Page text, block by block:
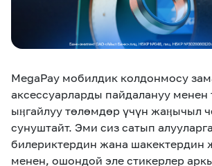
SMS
Номерди тандоо
Жаңылыктар
Өнөктөштөргө
Офис картасы
жана каптоо
MegaTV MegaPay
MegaPay мобилдик колдонмосу
аксессуарларды пайдалануу менен
ыӊгайлуу төлөмдөр үчүн жаӊычыл
сунуштайт. Эми сиз сатып
билериктердин жана шакектердин
менен, ошондой эле стикерлер